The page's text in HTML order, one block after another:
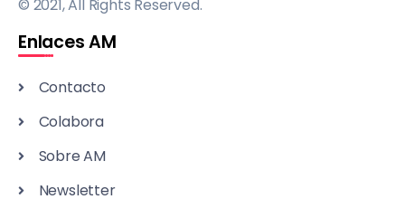
© 2021, All Rights Reserved.
Enlaces AM
Contacto
Colabora
Sobre AM
Newsletter